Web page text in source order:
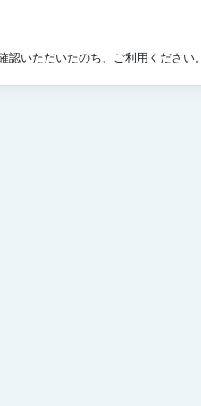
認いただいたのち、ご利用ください。